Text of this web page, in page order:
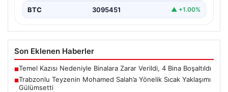
BTC 3095451 ▲ +1.00%
Son Eklenen Haberler
■Temel Kazısı Nedeniyle Binalara Zarar Verildi, 4 Bina Boşaltıldı
■Trabzonlu Teyzenin Mohamed Salah’a Yönelik Sıcak Yaklaşımı
Gülümsetti